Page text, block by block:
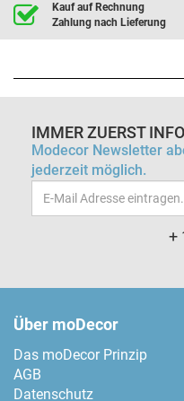
Kauf auf Rechnung
Zahlung nach Lieferung
IMMER ZUERST
Modecor Newsletter
jederzeit möglich.
Email-
Adresse
+
Über moDecor
Das moDecor Prinzip
AGB
Datenschutz